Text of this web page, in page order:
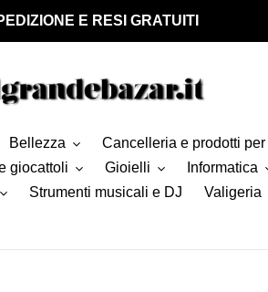
E RESI GRATUITI
Bellezza Cancelleria e prodotti per
giocattoli Gioielli Informatica
Strumenti musicali e DJ Valigeria